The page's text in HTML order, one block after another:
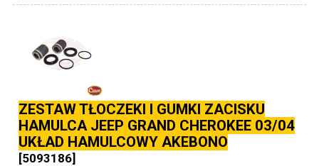
ZESTAW TŁOCZEKI I GUMKI ZACISKU
HAMULCA JEEP GRAND CHEROKEE 03/04
UKŁAD HAMULCOWY AKEBONO
[5093186]